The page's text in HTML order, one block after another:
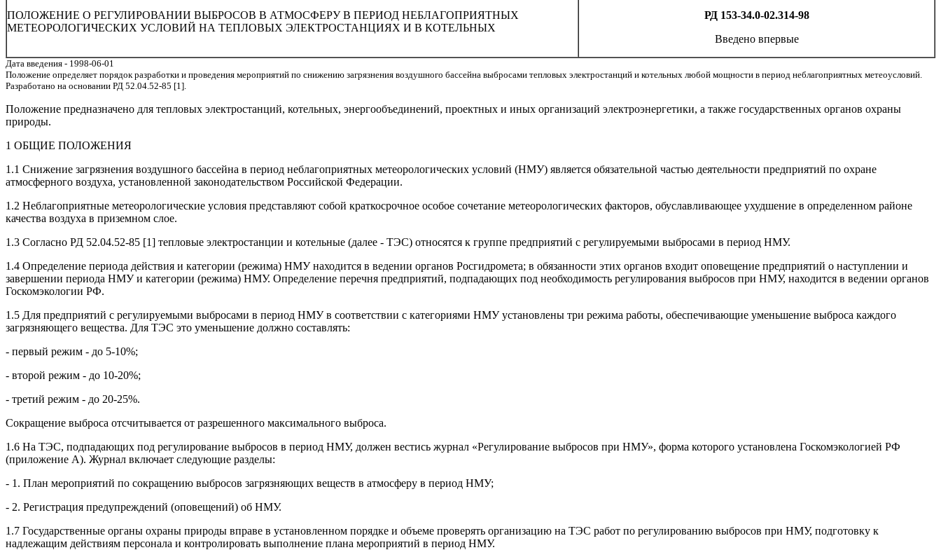
ПОЛОЖЕНИЕ О РЕГУЛИРОВАНИИ ВЫБРОСОВ В АТМОСФЕРУ В ПЕРИОД НЕБЛАГОПРИЯТНЫХ
МЕТЕОРОЛОГИЧЕСКИХ УСЛОВИЙ НА ТЕПЛОВЫХ ЭЛЕКТРОСТАНЦИЯХ И В КОТЕЛЬНЫХ
РД 153-34.0-02.314-98
Введено впервые
Дата введения - 1998-06-01
Положение определяет порядок разработки и проведения мероприятий по снижению загрязнения воздушного бассейна выбросами тепловых электростанций и котельных любой мощности в период неблагоприятных метеоусловий.
Разработано на основании РД 52.04.52-85 [1].
Положение предназначено для тепловых электростанций, котельных, энергообъединений, проектных и иных организаций электроэнергетики, а также государственных органов охраны
природы.
1 ОБЩИЕ ПОЛОЖЕНИЯ
1.1 Снижение загрязнения воздушного бассейна в период неблагоприятных метеорологических условий (НМУ) является обязательной частью деятельности предприятий по охране
атмосферного воздуха, установленной законодательством Российской Федерации.
1.2 Неблагоприятные метеорологические условия представляют собой краткосрочное особое сочетание метеорологических факторов, обуславливающее ухудшение в определенном районе
качества воздуха в приземном слое.
1.3 Согласно РД 52.04.52-85 [1] тепловые электростанции и котельные (далее - ТЭС) относятся к группе предприятий с регулируемыми выбросами в период НМУ.
1.4 Определение периода действия и категории (режима) НМУ находится в ведении органов Росгидромета; в обязанности этих органов входит оповещение предприятий о наступлении и
завершении периода НМУ и категории (режима) НМУ. Определение перечня предприятий, подпадающих под необходимость регулирования выбросов при НМУ, находится в ведении органов
Госкомэкологии РФ.
1.5 Для предприятий с регулируемыми выбросами в период НМУ в соответствии с категориями НМУ установлены три режима работы, обеспечивающие уменьшение выброса каждого
загрязняющего вещества. Для ТЭС это уменьшение должно составлять:
- первый режим - до 5-10%;
- второй режим - до 10-20%;
- третий режим - до 20-25%.
Сокращение выброса отсчитывается от разрешенного максимального выброса.
1.6 На ТЭС, подпадающих под регулирование выбросов в период НМУ, должен вестись журнал «Регулирование выбросов при НМУ», форма которого установлена Госкомэкологией РФ
(приложение А). Журнал включает следующие разделы:
- 1. План мероприятий по сокращению выбросов загрязняющих веществ в атмосферу в период НМУ;
- 2. Регистрация предупреждений (оповещений) об НМУ.
1.7 Государственные органы охраны природы вправе в установленном порядке и объеме проверять организацию на ТЭС работ по регулированию выбросов при НМУ, подготовку к
надлежащим действиям персонала и контролировать выполнение плана мероприятий в период НМУ.